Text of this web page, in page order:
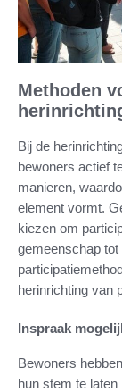
Methoden
Bij de
bewoners actief
manieren,
element vormt.
kiezen om
gemeenschap
herinrichting van
Inspraak
Bewoners
hun stem te